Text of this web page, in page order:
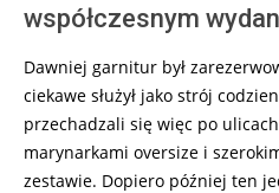
współczesnym
Dawniej garnitur był
ciekawe służył jako strój
przechadzali się więc po
marynarkami oversize i
zestawie. Dopiero później ten